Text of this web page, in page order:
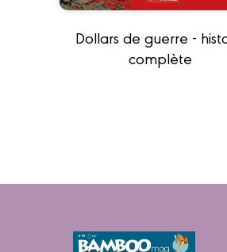
Dollars de guerre -
complète